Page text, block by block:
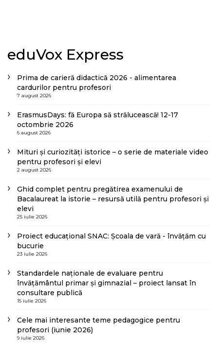
eduVox Express
Prima de carieră didactică 2026 - alimentarea
cardurilor pentru profesori
7 august 2026
ErasmusDays: fă Europa să strălucească! 12-17
octombrie 2026
6 august 2026
Mituri și curiozități istorice – o serie de materiale video
pentru profesori și elevi
2 august 2026
Ghid complet pentru pregătirea examenului de
Bacalaureat la istorie – resursă utilă pentru profesori și
elevi
25 iulie 2026
Proiect educațional SNAC: Școala de vară - învățăm cu
bucurie
23 iulie 2026
Standardele naționale de evaluare pentru
învățământul primar și gimnazial – proiect lansat în
consultare publică
15 iulie 2026
Cele mai interesante teme pedagogice pentru
profesori (iunie 2026)
9 iulie 2026